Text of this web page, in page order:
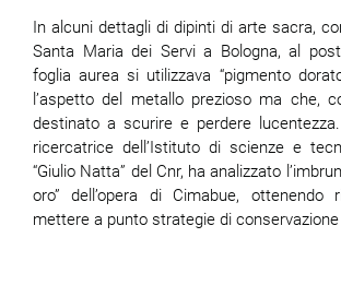
In alcuni dettagli di dipinti di arte sacra,
Santa Maria dei Servi a Bologna, al
foglia aurea si utilizzava “pigmento
l’aspetto del metallo prezioso ma che,
destinato a scurire e perdere
ricercatrice dell’Istituto di scienze e
“Giulio Natta” del Cnr, ha analizzato
oro” dell’opera di Cimabue,
mettere a punto strategie di